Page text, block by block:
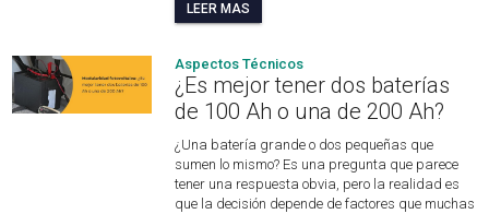
LEER MAS
Aspectos Técnicos
¿Es mejor tener dos baterías
de 100 Ah o una de 200 Ah?
¿Una batería grande o dos pequeñas que
sumen lo mismo? Es una pregunta que parece
tener una respuesta obvia, pero la realidad es
que la decisión depende de factores que muchas